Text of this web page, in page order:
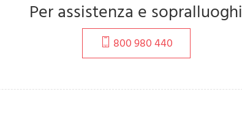
Per assistenza e sopralluoghi
800 980 440